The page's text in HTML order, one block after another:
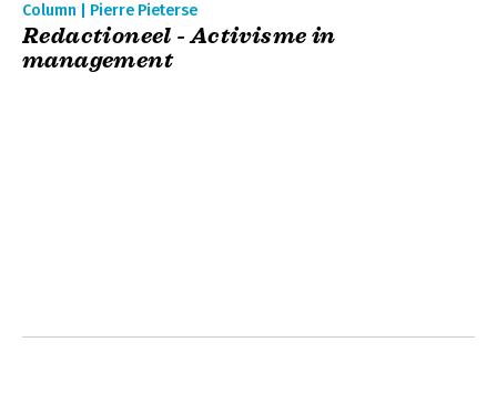
Column | Pierre Pieterse
Redactioneel - Activisme in
management